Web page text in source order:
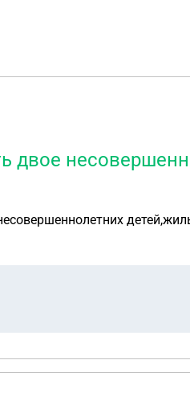
двое